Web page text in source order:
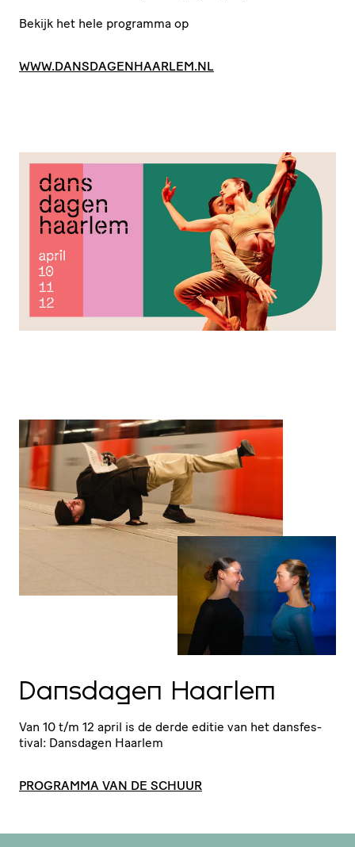
Bekijk het hele programma op
WWW​.DANS​DA​GEN​HAARLEM​.NL
Dansdagen Haarlem
Van 10 t/​m 12 april is de derde editie van het dans­fes­
tival: Dansdagen Haarlem
PROGRAMMA VAN DE SCHUUR